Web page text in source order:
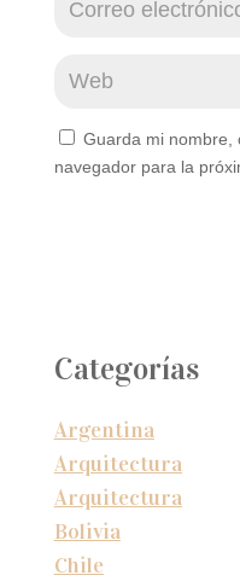
Guarda mi nombre,
navegador para la
Categorías
Argentina
Arquitectura
Arquitectura
Bolivia
Chile